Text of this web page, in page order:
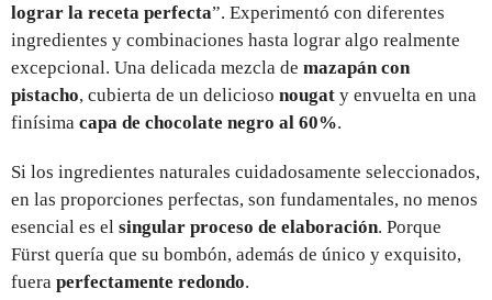
lograr la receta perfecta”. Experimentó con diferentes
ingredientes y combinaciones hasta lograr algo realmente
excepcional. Una delicada mezcla de mazapán con
pistacho, cubierta de un delicioso nougat y envuelta en una
finísima capa de chocolate negro al 60%.
Si los ingredientes naturales cuidadosamente seleccionados,
en las proporciones perfectas, son fundamentales, no menos
esencial es el singular proceso de elaboración. Porque
Fürst quería que su bombón, además de único y exquisito,
fuera perfectamente redondo.